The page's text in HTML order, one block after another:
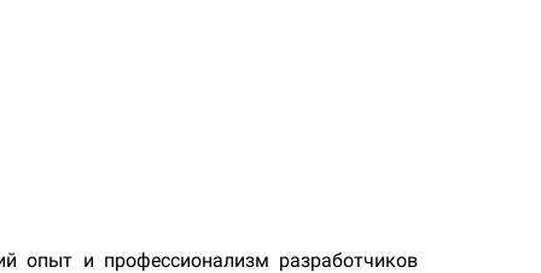
опыт и профессионализм разработчиков